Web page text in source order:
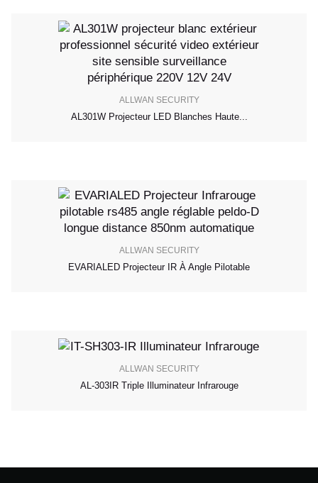
ALLWAN SECURITY
AL301W Projecteur LED Blanches Haute...
ALLWAN SECURITY
EVARIALED Projecteur IR À Angle Pilotable
ALLWAN SECURITY
AL-303IR Triple Illuminateur Infrarouge